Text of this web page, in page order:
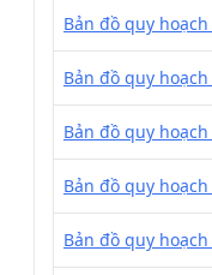
Bản đồ quy
Bản đồ quy
Bản đồ quy
Bản đồ quy hoạch
Bản đồ quy